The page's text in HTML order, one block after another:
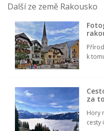
Další ze země Rakousko
k
za to
Hory
cesty